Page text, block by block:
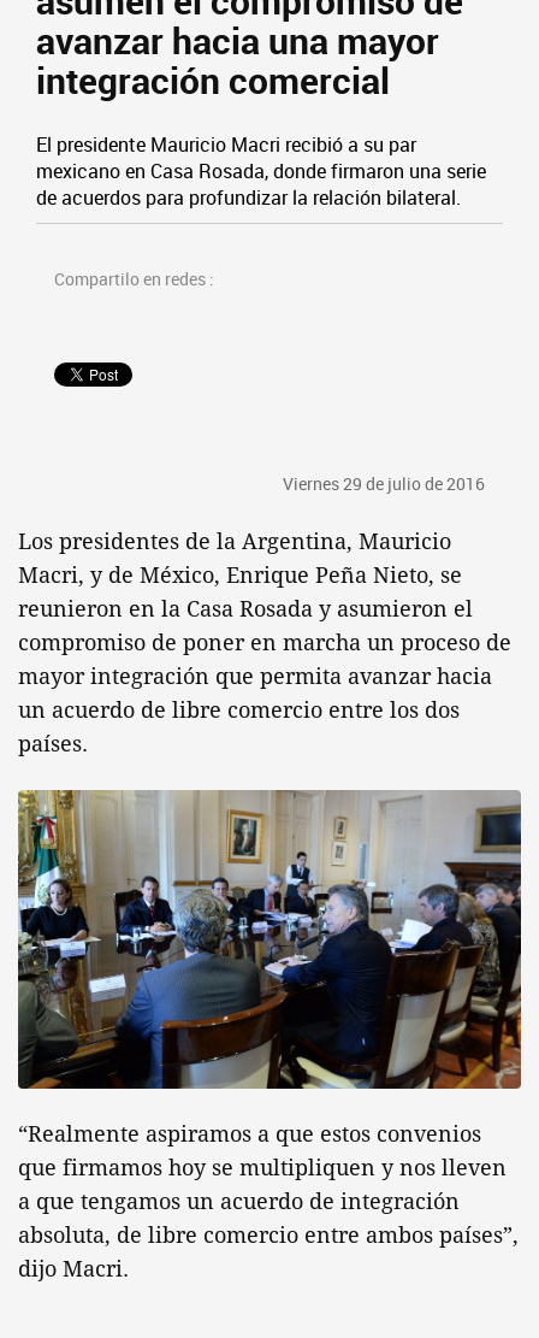
avanzar hacia una mayor
integración comercial
El presidente Mauricio Macri recibió a su par
mexicano en Casa Rosada, donde firmaron una serie
de acuerdos para profundizar la relación bilateral.
Compartilo en redes :
Viernes 29 de julio de 2016
Los presidentes de la Argentina, Mauricio
Macri, y de México, Enrique Peña Nieto, se
reunieron en la Casa Rosada y asumieron el
compromiso de poner en marcha un proceso de
mayor integración que permita avanzar hacia
un acuerdo de libre comercio entre los dos
países.
“Realmente aspiramos a que estos convenios
que firmamos hoy se multipliquen y nos lleven
a que tengamos un acuerdo de integración
absoluta, de libre comercio entre ambos países”,
dijo Macri.